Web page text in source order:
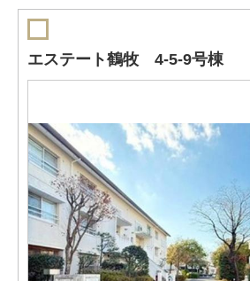
エステート鶴牧 4-5-9号棟